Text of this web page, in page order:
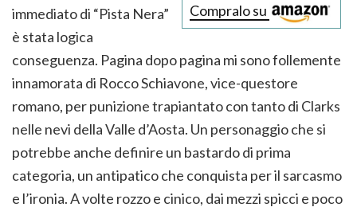
Compralo su
immediato di “Pista Nera”
è stata logica
conseguenza. Pagina dopo pagina mi sono follemente
innamorata di Rocco Schiavone, vice-questore
romano, per punizione trapiantato con tanto di Clarks
nelle nevi della Valle d’Aosta. Un personaggio che si
potrebbe anche definire un bastardo di prima
categoria, un antipatico che conquista per il sarcasmo
e l’ironia. A volte rozzo e cinico, dai mezzi spicci e poco